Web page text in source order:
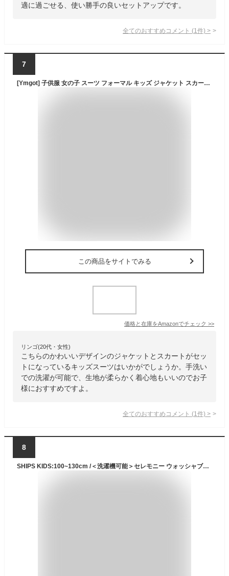
適に過ごせる、使い勝手の良いセットアップです。
全てのおすすめコメント (1 件) >
7
[Ymgot] 子供服 女の子 スーツ フォーマル キッズ ジャケット スカート2点セットアップ 発表会 結婚式 七五三 入園式 入学式 (JP, 身長, 120, ブラック)
この商品をサイトでみる
価格と在庫をAmazonでチェック >>
リンゴ(20代・女性)
こちらのかわいいデザインのジャケットとスカートがセッ
トになっているキッズスーツはいかがでしょうか。手洗い
での洗濯が可能で、生地が柔らかく着心地もいいのでお子
様におすすめですよ。
全てのおすすめコメント (1 件) >
8
SHIPS KIDS:100~130cm /＜洗濯機可能＞セレモニー ウォッシャブル ジャケット SHIPS KIDS シップス スーツ・フォーマル スーツジャケット グレー【送料無料】[Rakuten Fashion]